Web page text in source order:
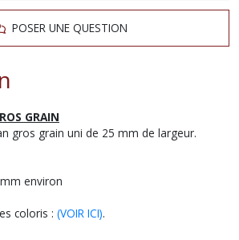
POSER UNE QUESTION
GRAIN
gros grain uni de 25 mm de largeur.
environ
coloris : (VOIR ICI).